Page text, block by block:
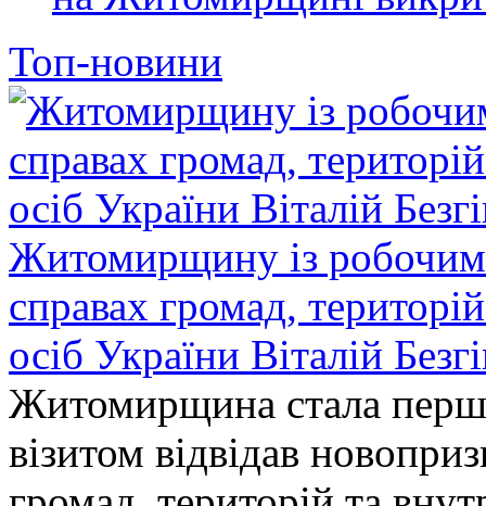
Топ-новини
Житомирщину із робочим
справах громад,
осіб України Віталій
Житомирщина стала
візитом відвідав